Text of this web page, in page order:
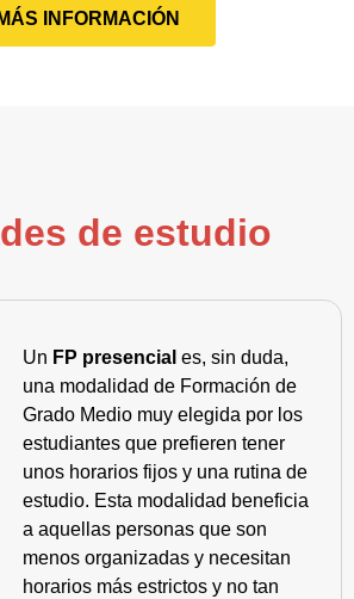
MÁS INFORMACIÓN
de estudio
Un FP presencial es, sin duda,
una modalidad de Formación de
Grado Medio muy elegida por los
estudiantes que prefieren tener
unos horarios fijos y una rutina de
estudio. Esta modalidad beneficia
a aquellas personas que son
menos organizadas y necesitan
horarios más estrictos y no tan